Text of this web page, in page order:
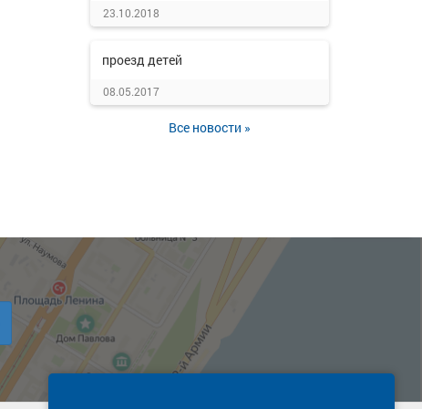
23.10.2018
проезд детей
08.05.2017
Все новости »